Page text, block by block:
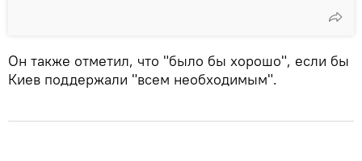
Он также отметил, что "было бы хорошо", если бы
Киев поддержали "всем необходимым".